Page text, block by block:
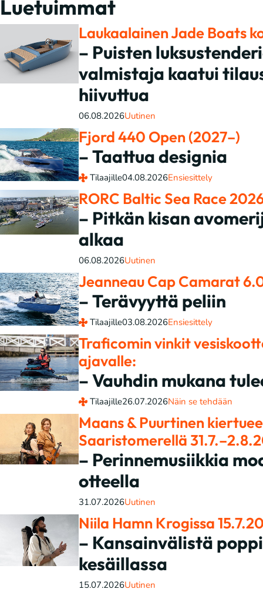
Luetuimmat
Laukaalainen Jade Boats
– Puisten
valmistaja kaatui
hiivuttua
06.08.2026Uutinen
Fjord 440 Open (2027–)
– Taattua designia
Tilaajille04.08.2026Ensiesittely
RORC Baltic Sea Race
– Pitkän kisan
alkaa
06.08.2026Uutinen
Jeanneau Cap Camarat
– Terävyyttä peliin
Tilaajille03.08.2026Ensiesittely
Traficomin vinkit
ajavalle:
– Vauhdin mukana
Tilaajille26.07.2026Näin se tehdään
Maans & Puurtinen
Saaristomerellä
– Perinnemusiikkia
otteella
31.07.2026Uutinen
Niila Hamn Krogissa
– Kansainvälistä
kesäillassa
15.07.2026Uutinen